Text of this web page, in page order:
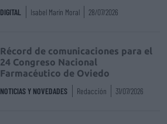
DIGITAL Isabel Marín Moral 28/07/2026
Récord de comunicaciones para el
24 Congreso Nacional
Farmacéutico de Oviedo
NOTICIAS Y NOVEDADES Redacción 31/07/2026